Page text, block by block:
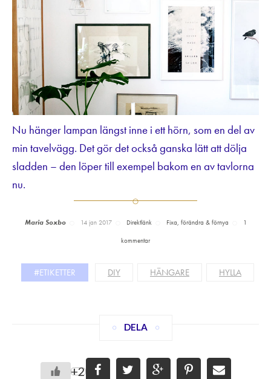
Nu hänger lampan längst inne i ett hörn, som en del av
min tavelvägg. Det gör det också ganska lätt att dölja
sladden – den löper till exempel bakom en av tavlorna
nu.
Maria Soxbo 14 jan 2017 Direktlänk Fixa, förändra & förnya 1
kommentar
#ETIKETTER DIY HÄNGARE HYLLA
DELA
+2